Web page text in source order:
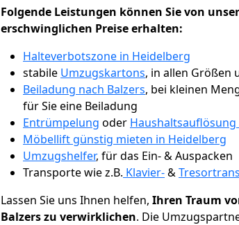
Folgende Leistungen können Sie von
erschwinglichen Preise erhalten:
Halteverbotszone in Heidelberg
stabile Umzugskartons, in allen Größen
Beiladung nach Balzers, bei kleinen
für Sie eine Beiladung
Entrümpelung oder
Möbellift günstig mieten in Heidelberg
Umzugshelfer, für das Ein- & Auspacken
Transporte wie z.B. Klavier-&
Lassen Sie uns Ihnen helfen, Ihren Traum
Balzers zu verwirklichen. Die